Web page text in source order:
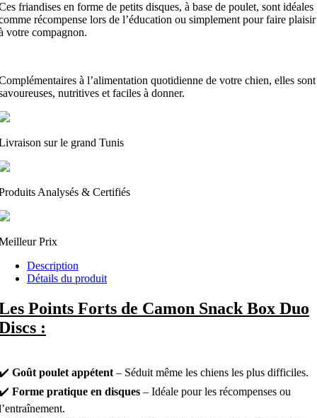
friandises en forme de petits disques, à base de poulet, sont idéales
récompense lors de l’éducation ou simplement pour faire plaisir
votre compagnon.
à l’alimentation quotidienne de votre chien, elles sont
nutritives et faciles à donner.
sur le grand Tunis
Analysés & Certifiés
Prix
Description
Détails du produit
Points Forts de Camon Snack Box Duo
:
Goût poulet appétent – Séduit même les chiens les plus difficiles.
Forme pratique en disques – Idéale pour les récompenses ou